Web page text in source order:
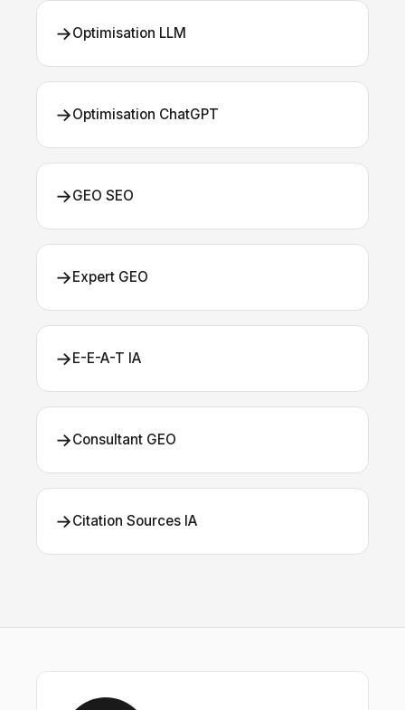
→Optimisation LLM
→Optimisation ChatGPT
→GEO SEO
→Expert GEO
→E-E-A-T IA
→Consultant GEO
→Citation Sources IA